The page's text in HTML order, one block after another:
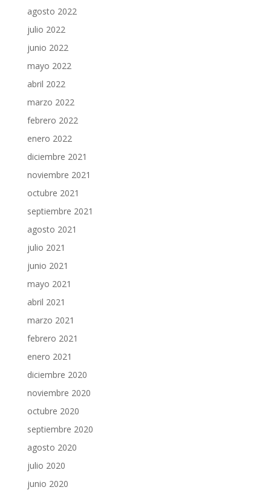
agosto 2022
julio 2022
junio 2022
mayo 2022
abril 2022
marzo 2022
febrero 2022
enero 2022
diciembre 2021
noviembre 2021
octubre 2021
septiembre 2021
agosto 2021
julio 2021
junio 2021
mayo 2021
abril 2021
marzo 2021
febrero 2021
enero 2021
diciembre 2020
noviembre 2020
octubre 2020
septiembre 2020
agosto 2020
julio 2020
junio 2020